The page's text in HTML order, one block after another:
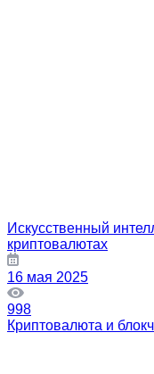
Искусственный
криптовалютах
16 мая 2025
998
Криптовалюта и